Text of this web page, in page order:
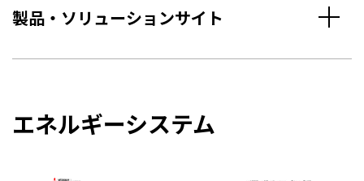
製品・ソリューションサイト
エネルギーシステム